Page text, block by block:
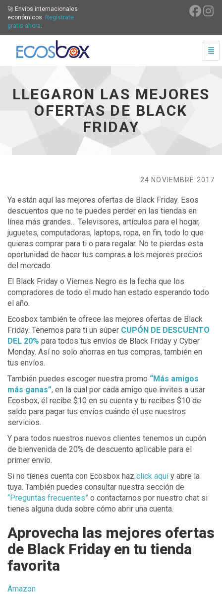
🚀 Envíos internacionales
económicos. Regístrate
gratis ahora.
Llegaron las mejores ofertas de Black Friday - ir a inicio
LLEGARON LAS MEJORES
OFERTAS DE BLACK
FRIDAY
24 NOVIEMBRE 2017
Ya están aquí las mejores ofertas de Black Friday. Esos
descuentos que no te puedes perder en las tiendas en
línea más grandes… Televisores, artículos para el hogar,
juguetes, computadoras, laptops, ropa, en fin, todo lo que
quieras comprar para ti o para regalar. No te pierdas esta
oportunidad de hacer tus compras a los mejores precios
del mercado.
El Black Friday o Viernes Negro es la fecha que los
compradores de todo el mudo han estado esperando todo
el año.
Ecosbox también te ofrece las mejores ofertas de Black
Friday. Tenemos para ti un súper CUPÓN DE DESCUENTO
DEL 20% para todos tus envíos de Black Friday y Cyber
Monday. Así no solo ahorras en tus compras, también en
tus envíos.
También puedes escoger nuestra promo “Más amigos
más ganas”, en la cual por cada amigo que invites a usar
Ecosbox, él recibe $10 en su cuenta y tu recibes $10 de
saldo para pagar tus envíos cuándo él use nuestros
servicios.
Y para todos nuestros nuevos clientes tenemos un cupón
de bienvenida de 20% de descuento aplicable para el
primer envío.
Si no tienes cuenta con Ecosbox haz click aquíy abre la
tuya. También puedes consultar nuestra sección de
“Preguntas frecuentes” o contactarnos por nuestro chat si
tienes alguna duda sobre cómo abrir una cuenta.
Aprovecha las mejores ofertas
de Black Friday en tu tienda
favorita
Amazon